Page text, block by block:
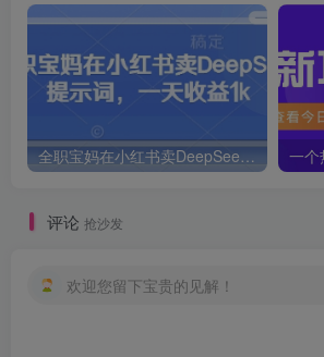
全职宝妈在小红书卖DeepSeek提示词，一天收益1k
评论 抢沙发
欢迎您留下宝贵的见解！